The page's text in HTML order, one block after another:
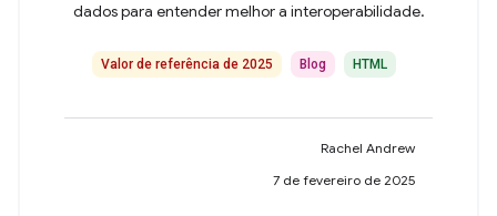
dados para entender melhor a interoperabilidade.
Valor de referência de 2025 Blog HTML
Rachel Andrew
7 de fevereiro de 2025